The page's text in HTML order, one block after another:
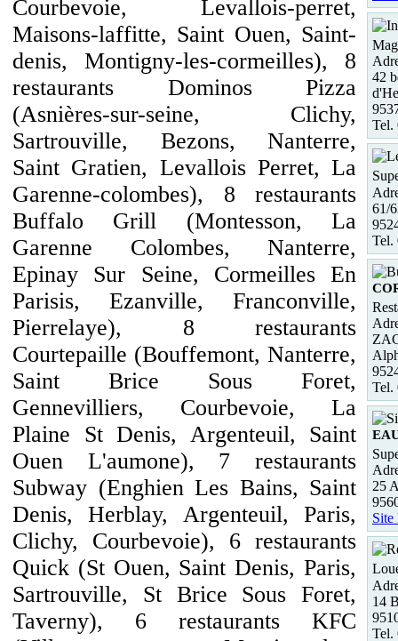
Courbevoie, Levallois-perret,
Maisons-laffitte, Saint Ouen, Saint-
denis, Montigny-les-cormeilles), 8
restaurants Dominos Pizza
(Asnières-sur-seine, Clichy,
Sartrouville, Bezons, Nanterre,
Saint Gratien, Levallois Perret, La
Garenne-colombes), 8 restaurants
Buffalo Grill (Montesson, La
Garenne Colombes, Nanterre,
Epinay Sur Seine, Cormeilles En
Parisis, Ezanville, Franconville,
Pierrelaye), 8 restaurants
Courtepaille (Bouffemont, Nanterre,
Saint Brice Sous Foret,
Gennevilliers, Courbevoie, La
Plaine St Denis, Argenteuil, Saint
Ouen L'aumone), 7 restaurants
Subway (Enghien Les Bains, Saint
Denis, Herblay, Argenteuil, Paris,
Clichy, Courbevoie), 6 restaurants
Quick (St Ouen, Saint Denis, Paris,
Sartrouville, St Brice Sous Foret,
Taverny), 6 restaurants KFC
42
Tel.
61/
Tel.
Tel.
25
Site
14
Tel.